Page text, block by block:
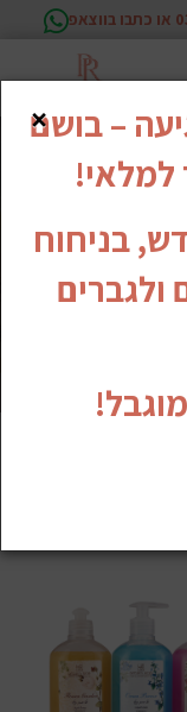
×
– בושם
למלאי!
בניחוח
ולגברים